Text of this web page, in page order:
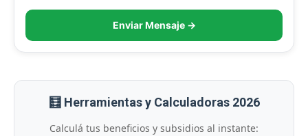
Enviar Mensaje →
🧮 Herramientas y Calculadoras 2026
Calculá tus beneficios y subsidios al instante: